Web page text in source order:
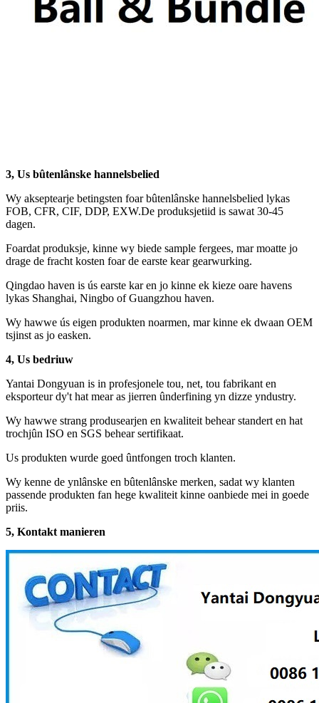
3, Us bûtenlânske hannelsbelied
Wy akseptearje betingsten foar bûtenlânske hannelsbelied lykas
FOB, CFR, CIF, DDP, EXW.De produksjetiid is sawat 30-45
dagen.
Foardat produksje, kinne wy ​​biede sample fergees, mar moatte jo
drage de fracht kosten foar de earste kear gearwurking.
Qingdao haven is ús earste kar en jo kinne ek kieze oare havens
lykas Shanghai, Ningbo of Guangzhou haven.
Wy hawwe ús eigen produkten noarmen, mar kinne ek dwaan OEM
tsjinst as jo easken.
4, Us bedriuw
Yantai Dongyuan is in profesjonele tou, net, tou fabrikant en
eksporteur dy't hat mear as jierren ûnderfining yn dizze yndustry.
Wy hawwe strang produsearjen en kwaliteit behear standert en hat
trochjûn ISO en SGS behear sertifikaat.
Us produkten wurde goed ûntfongen troch klanten.
Wy kenne de ynlânske en bûtenlânske merken, sadat wy klanten
passende produkten fan hege kwaliteit kinne oanbiede mei in goede
priis.
5, Kontakt manieren